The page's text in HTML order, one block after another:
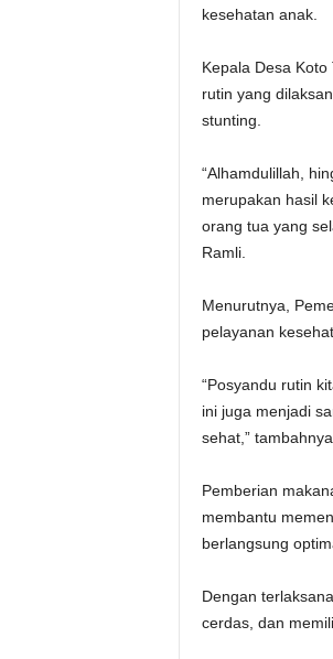
kesehatan anak.
Kepala Desa
rutin yang
stunting.
“Alhamdulillah,
merupakan hasil
orang tua yang
Ramli.
Menurutnya,
pelayanan
“Posyandu rutin
ini juga menjadi
sehat,” tambahnya.
Pemberian
membantu
berlangsung
Dengan
cerdas, dan